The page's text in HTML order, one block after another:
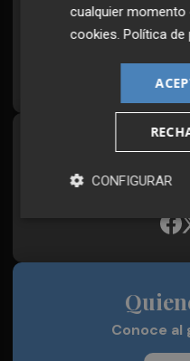
Todos los días a
Plaza Podcast,
Conoce
cualquier
cookies.Política de
CONFIGURAR